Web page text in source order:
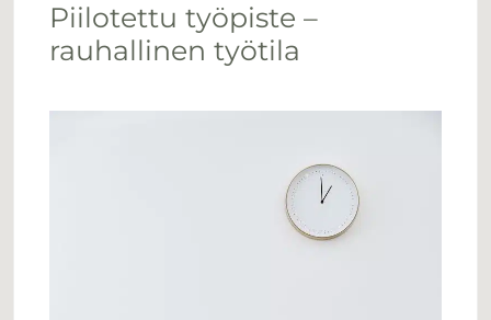
Piilotettu työpiste –
rauhallinen työtila